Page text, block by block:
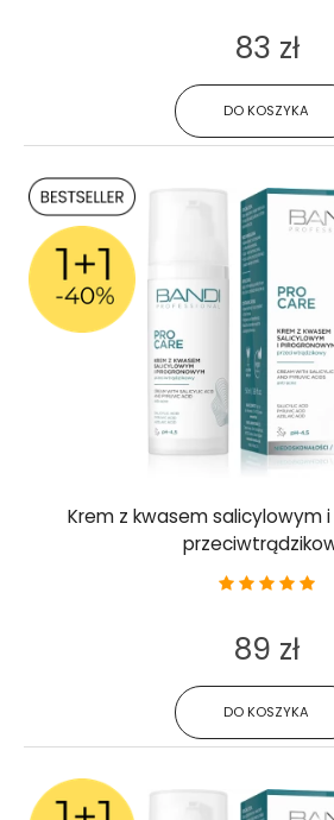
DO KOSZYKA
83 zł
Krem z kwasem salicylowym
DO KOSZYKA
89 zł